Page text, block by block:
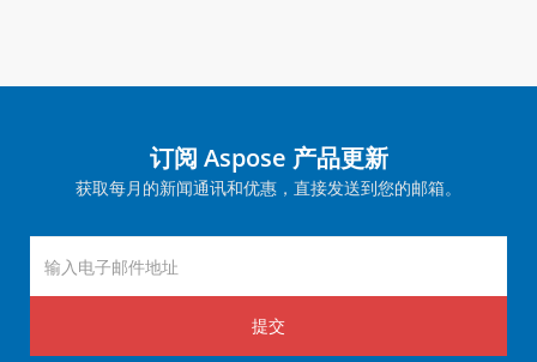
订阅 Aspose 产品更新
获取每月的新闻通讯和优惠，直接发送到您的邮箱。
提交